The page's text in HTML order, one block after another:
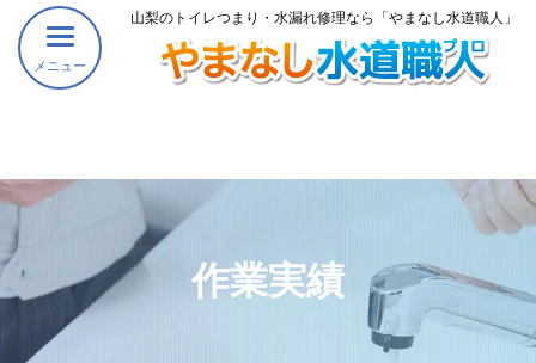
メニュー
山梨のトイレつまり・水漏れ修理なら「やまなし水道職人」
作業実績